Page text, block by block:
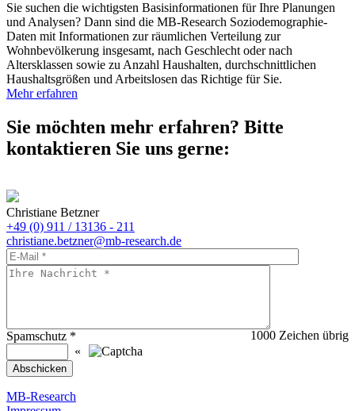
Sie suchen die wichtigsten Basisinformationen für Ihre Planungen
und Analysen? Dann sind die MB-Research Soziodemographie-
Daten mit Informationen zur räumlichen Verteilung zur
Wohnbevölkerung insgesamt, nach Geschlecht oder nach
Altersklassen sowie zu Anzahl Haushalten, durchschnittlichen
Haushaltsgrößen und Arbeitslosen das Richtige für Sie.
Mehr erfahren
Sie möchten mehr erfahren? Bitte
kontaktieren Sie uns gerne:
Christiane Betzner
+49 (0) 911 / 13136 - 211
christiane.betzner@mb-research.de
1000 Zeichen übrig
Spamschutz *
«
MB-Research